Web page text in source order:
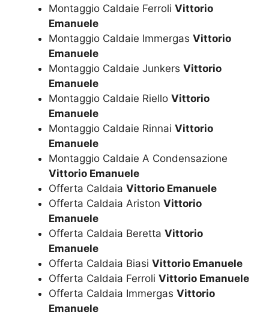
Montaggio Caldaie Ferroli Vittorio
Emanuele
Montaggio Caldaie Immergas Vittorio
Emanuele
Montaggio Caldaie Junkers Vittorio
Emanuele
Montaggio Caldaie Riello Vittorio
Emanuele
Montaggio Caldaie Rinnai Vittorio
Emanuele
Montaggio Caldaie A Condensazione
Vittorio Emanuele
Offerta Caldaia Vittorio Emanuele
Offerta Caldaia Ariston Vittorio
Emanuele
Offerta Caldaia Beretta Vittorio
Emanuele
Offerta Caldaia Biasi Vittorio Emanuele
Offerta Caldaia Ferroli Vittorio Emanuele
Offerta Caldaia Immergas Vittorio
Emanuele